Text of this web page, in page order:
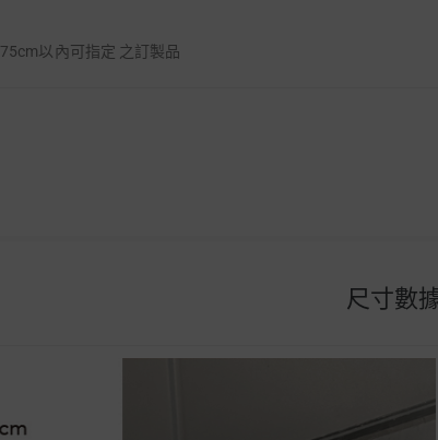
以內可指定 之訂製品
尺寸數